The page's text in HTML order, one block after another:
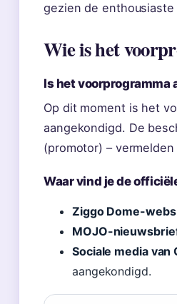
gezien de
Wie is het
Is het voorprogramma
Op dit moment is het
aangekondigd. De
(promotor) –
Waar vind je de
Ziggo Dome-
MOJO-
Sociale media van
aangekondigd.